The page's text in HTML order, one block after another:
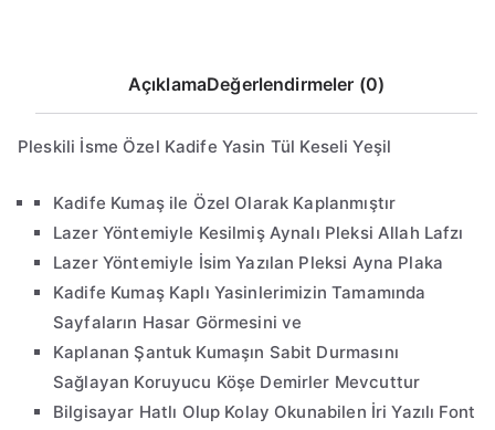
AçıklamaDeğerlendirmeler (0)
Pleskili İsme Özel Kadife Yasin Tül Keseli Yeşil
Kadife Kumaş ile Özel Olarak Kaplanmıştır
Lazer Yöntemiyle Kesilmiş Aynalı Pleksi Allah Lafzı
Lazer Yöntemiyle İsim Yazılan Pleksi Ayna Plaka
Kadife Kumaş Kaplı Yasinlerimizin Tamamında
Sayfaların Hasar Görmesini ve
Kaplanan Şantuk Kumaşın Sabit Durmasını
Sağlayan Koruyucu Köşe Demirler Mevcuttur
Bilgisayar Hatlı Olup Kolay Okunabilen İri Yazılı Font